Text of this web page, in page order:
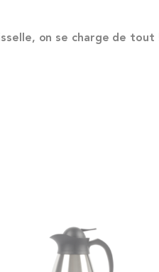
on se charge de tout